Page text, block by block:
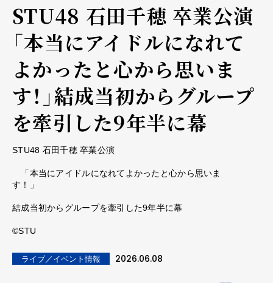
STU48 石田千穂 卒業公演
「本当にアイドルになれて
よかったと心から思いま
す！」結成当初からグループ
を牽引した9年半に幕
STU48 石田千穂 卒業公演
「本当にアイドルになれてよかったと心から思いま
す！」
結成当初からグループを牽引した9年半に幕
©STU
ライブ／イベント情報 2026.06.08